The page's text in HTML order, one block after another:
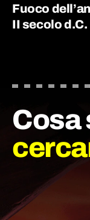
Fuoco
II secolo d.C.